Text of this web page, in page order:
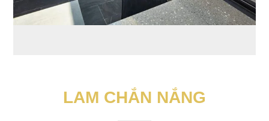
LAM CHẮN NẮNG